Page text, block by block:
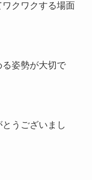
クワクする場面
姿勢が大切で
うございまし